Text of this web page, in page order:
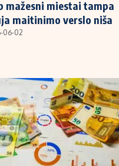
mažesni miestai tampa
maitinimo verslo niša
06-02